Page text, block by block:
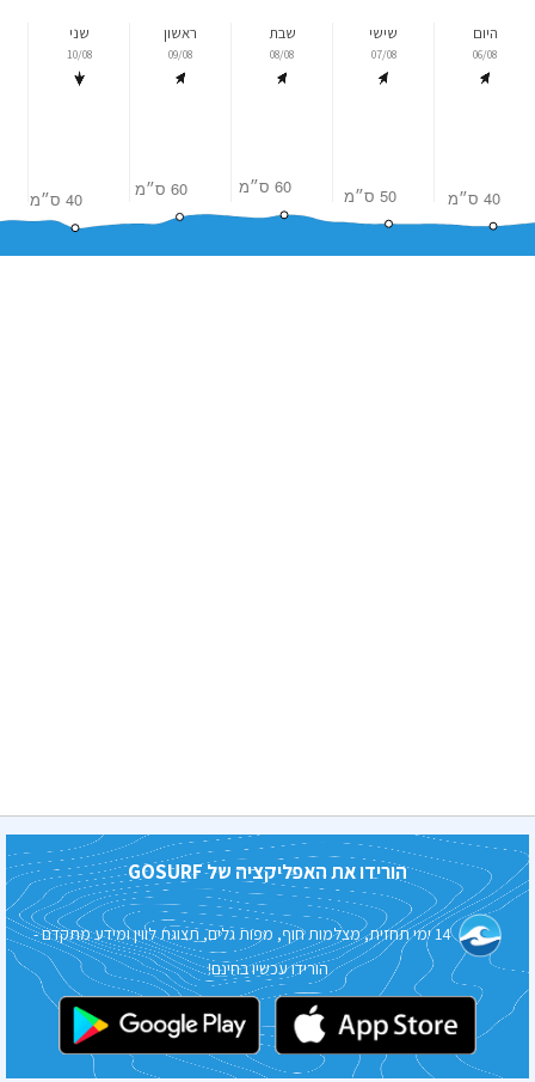
היום
06/08
שישי
07/08
שבת
08/08
ראשון
09/08
שני
10/08
הורידו את האפליקציה שלGOSURF
14 ימי תחזית, מצלמות חוף, מפות גלים, תצוגת לווין ומידע מתקדם -
הורידו עכשיו בחינם!